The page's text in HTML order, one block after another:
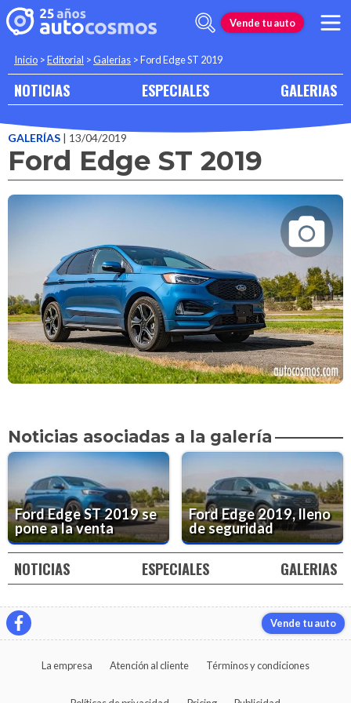
Vende tu auto
Inicio >Editorial >Galerias >Ford Edge ST 2019
NOTICIAS ESPECIALES GALERIAS
GALERÍAS | 13/04/2019
Ford Edge ST 2019
Noticias asociadas a la galería
Ford Edge ST 2019 se
pone a la venta
Ford Edge 2019, lleno
de seguridad
NOTICIAS ESPECIALES GALERIAS
Vende tu auto
La empresa Atención al cliente Términos y condiciones